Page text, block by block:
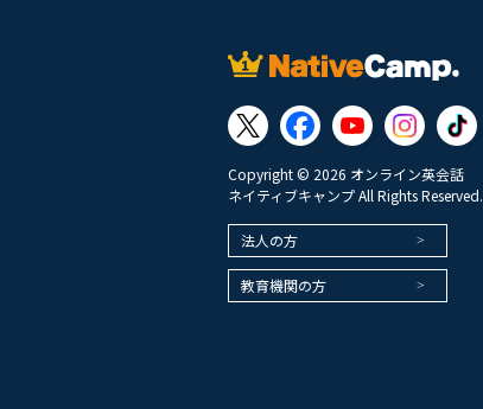
Copyright © 2026 オンライン英会話
ネイティブキャンプ All Rights Reserved.
法人の方
教育機関の方